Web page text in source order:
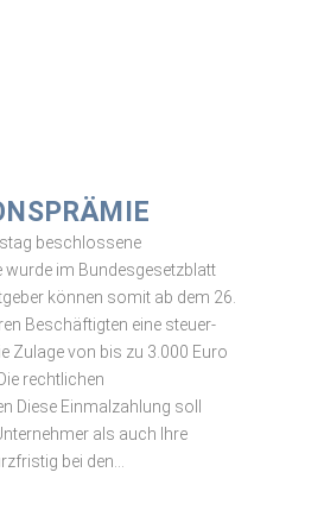
beschlossene
wurde im Bundesgesetzblatt
können somit ab dem 26.
Beschäftigten eine steuer-
Zulage von bis zu 3.000 Euro
rechtlichen
Diese Einmalzahlung soll
als auch Ihre
bei den...